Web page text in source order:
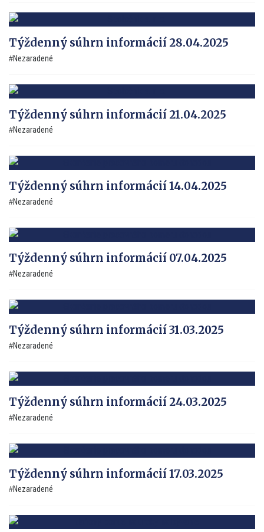
Týždenný súhrn informácií 28.04.2025
Nezaradené
Týždenný súhrn informácií 21.04.2025
Nezaradené
Týždenný súhrn informácií 14.04.2025
Nezaradené
Týždenný súhrn informácií 07.04.2025
Nezaradené
Týždenný súhrn informácií 31.03.2025
Nezaradené
Týždenný súhrn informácií 24.03.2025
Nezaradené
Týždenný súhrn informácií 17.03.2025
Nezaradené